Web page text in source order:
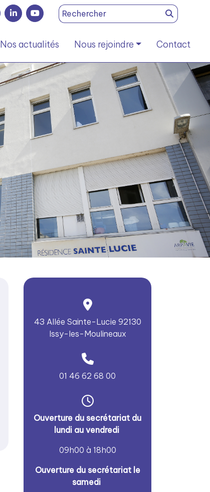
Search
for:
Nos actualités Nous rejoindre Contact
43 Allée Sainte-Lucie 92130
Issy-les-Moulineaux
01 46 62 68 00
Ouverture du secrétariat du
lundi au vendredi
09h00 à 18h00
Ouverture du secrétariat le
samedi